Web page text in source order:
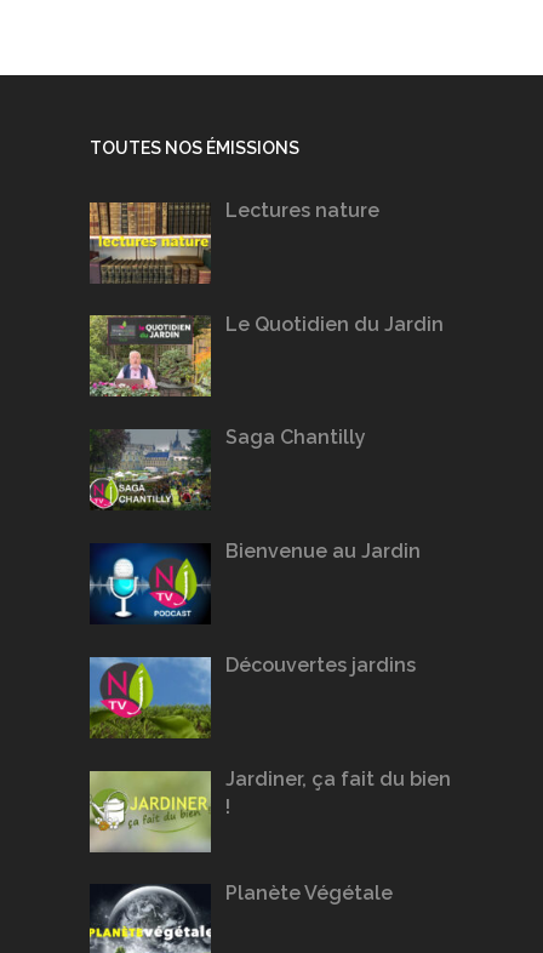
TOUTES NOS ÉMISSIONS
Lectures nature
Le Quotidien du Jardin
Saga Chantilly
Bienvenue au Jardin
Découvertes jardins
Jardiner, ça fait du bien
!
Planète Végétale